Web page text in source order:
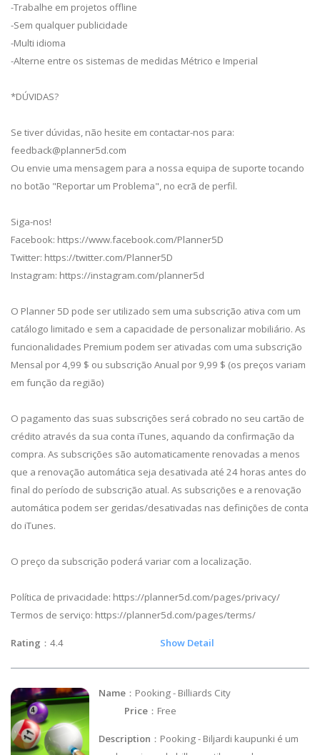
-Trabalhe em projetos offline
-Sem qualquer publicidade
-Multi idioma
-Alterne entre os sistemas de medidas Métrico e Imperial
*DÚVIDAS?
Se tiver dúvidas, não hesite em contactar-nos para:
feedback@planner5d.com
Ou envie uma mensagem para a nossa equipa de suporte tocando
no botão "Reportar um Problema", no ecrã de perfil.
Siga-nos!
Facebook: https://www.facebook.com/Planner5D
Twitter: https://twitter.com/Planner5D
Instagram: https://instagram.com/planner5d
O Planner 5D pode ser utilizado sem uma subscrição ativa com um
catálogo limitado e sem a capacidade de personalizar mobiliário. As
funcionalidades Premium podem ser ativadas com uma subscrição
Mensal por 4,99 $ ou subscrição Anual por 9,99 $ (os preços variam
em função da região)
O pagamento das suas subscrições será cobrado no seu cartão de
crédito através da sua conta iTunes, aquando da confirmação da
compra. As subscrições são automaticamente renovadas a menos
que a renovação automática seja desativada até 24 horas antes do
final do período de subscrição atual. As subscrições e a renovação
automática podem ser geridas/desativadas nas definições de conta
do iTunes.
O preço da subscrição poderá variar com a localização.
Política de privacidade: https://planner5d.com/pages/privacy/
Termos de serviço: https://planner5d.com/pages/terms/
Rating ：4.4 Show Detail
Name ：Pooking - Billiards City
Price ：Free
Description ：Pooking - Biljardi kaupunki é um